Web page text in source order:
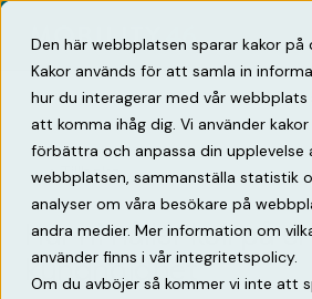
Den här webbplatsen sparar kakor på
Kakor används för att samla in
hur du interagerar med vår
att komma ihåg dig. Vi använder
förbättra och anpassa din upplevelse
webbplatsen, sammanställa statistik
analyser om våra besökare på
andra medier. Mer information om
använder finns i vår integritetspolicy.
Om du avböjer så kommer vi inte att
Tillbaka
Hur ni håller koll på er
kundnöjdhet